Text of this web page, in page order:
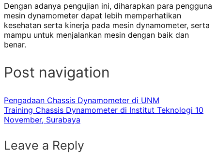
Dengan adanya pengujian ini, diharapkan para pengguna
mesin dynamometer dapat lebih memperhatikan
kesehatan serta kinerja pada mesin dynamometer, serta
mampu untuk menjalankan mesin dengan baik dan
benar.
Post navigation
Pengadaan Chassis Dynamometer di UNM
Training Chassis Dynamometer di Institut Teknologi 10
November, Surabaya
Leave a Reply